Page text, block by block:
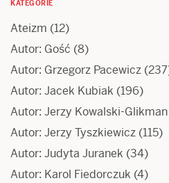
KATEGORIE
Ateizm (12)
Autor: Gość (8)
Autor: Grzegorz Pacewicz
Autor: Jacek Kubiak (196)
Autor: Jerzy Kowalski-Glikman
Autor: Jerzy Tyszkiewicz (115)
Autor: Judyta Juranek (34)
Autor: Karol Fiedorczuk (4)